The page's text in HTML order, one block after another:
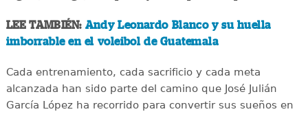
LEE TAMBIÉN: Andy Leonardo Blanco y su huella
imborrable en el voleibol de Guatemala
Cada entrenamiento, cada sacrificio y cada meta
alcanzada han sido parte del camino que José Julián
García López ha recorrido para convertir sus sueños en